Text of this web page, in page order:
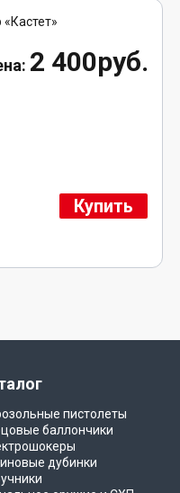
2 400руб.
Купить
пистолеты
баллончики
дубинки